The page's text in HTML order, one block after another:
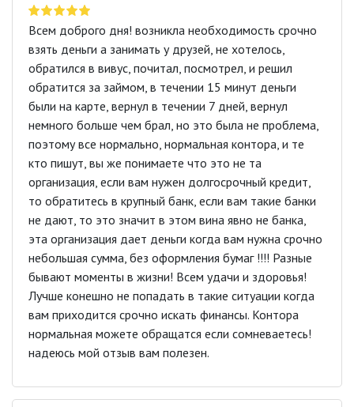
Всем доброго дня! возникла необходимость срочно
взять деньги а занимать у друзей, не хотелось,
обратился в вивус, почитал, посмотрел, и решил
обратится за займом, в течении 15 минут деньги
были на карте, вернул в течении 7 дней, вернул
немного больше чем брал, но это была не проблема,
поэтому все нормально, нормальная контора, и те
кто пишут, вы же понимаете что это не та
организация, если вам нужен долгосрочный кредит,
то обратитесь в крупный банк, если вам такие банки
не дают, то это значит в этом вина явно не банка,
эта организация дает деньги когда вам нужна срочно
небольшая сумма, без оформления бумаг !!!! Разные
бывают моменты в жизни! Всем удачи и здоровья!
Лучше конешно не попадать в такие ситуации когда
вам приходится срочно искать финансы. Контора
нормальная можете обращатся если сомневаетесь!
надеюсь мой отзыв вам полезен.